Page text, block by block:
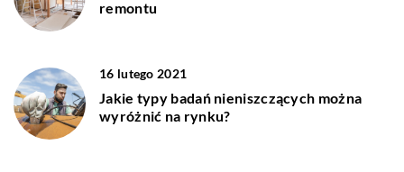
remontu
16 lutego 2021
Jakie typy badań nieniszczących można
wyróżnić na rynku?